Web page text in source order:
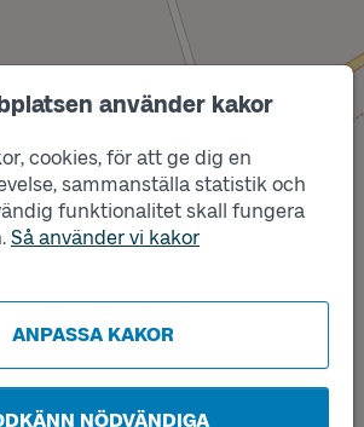
använder kakor
cookies, för att ge dig en
sammanställa statistik och
funktionalitet skall fungera
Så använder vi kakor
ANPASSA KAKOR
NÖDVÄNDIGA
Läge
A